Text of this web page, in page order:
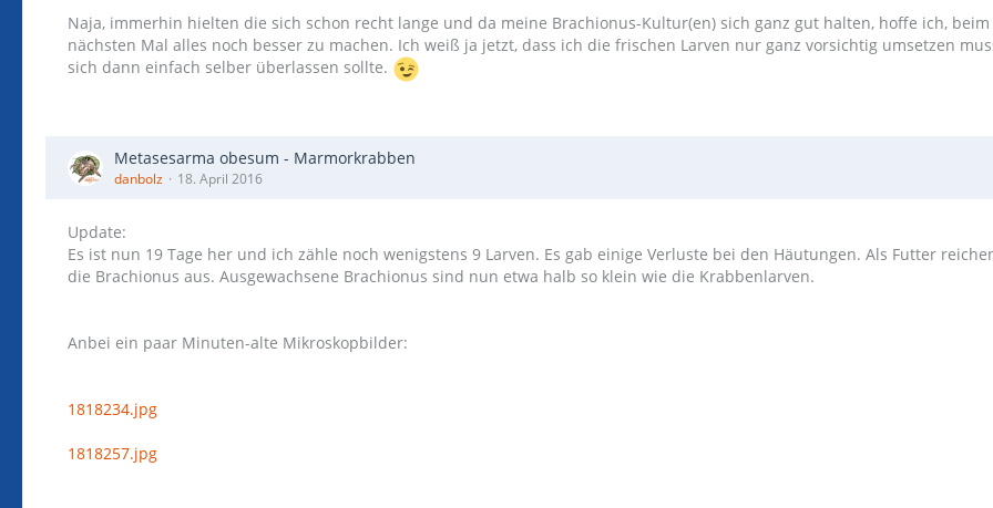
Naja, immerhin hielten die sich schon recht lange und da meine Brachionus-Kultur(en) sich ganz gut halten, hoffe ich, beim
nächsten Mal alles noch besser zu machen. Ich weiß ja jetzt, dass ich die frischen Larven nur ganz vorsichtig umsetzen
sich dann einfach selber überlassen sollte.
Metasesarma obesum - Marmorkrabben
danbolz 18. April 2016
Update:
Es ist nun 19 Tage her und ich zähle noch wenigstens 9 Larven. Es gab einige Verluste bei den Häutungen. Als Futter
die Brachionus aus. Ausgewachsene Brachionus sind nun etwa halb so klein wie die Krabbenlarven.
Anbei ein paar Minuten-alte Mikroskopbilder:
1818234.jpg
1818257.jpg